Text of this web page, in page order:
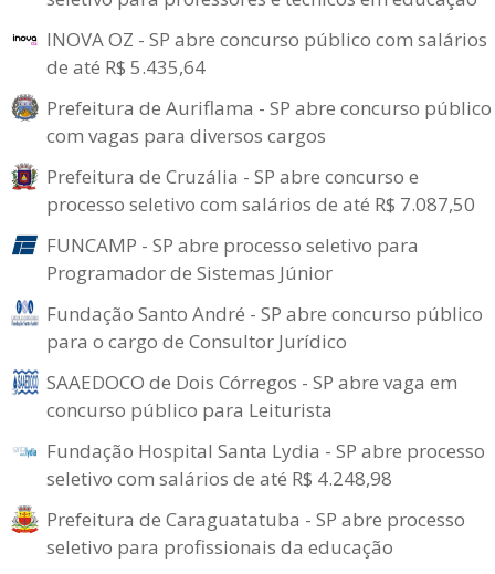
INOVA OZ - SP abre concurso público com salários
de até R$ 5.435,64
Prefeitura de Auriflama - SP abre concurso público
com vagas para diversos cargos
Prefeitura de Cruzália - SP abre concurso e
processo seletivo com salários de até R$ 7.087,50
FUNCAMP - SP abre processo seletivo para
Programador de Sistemas Júnior
Fundação Santo André - SP abre concurso público
para o cargo de Consultor Jurídico
SAAEDOCO de Dois Córregos - SP abre vaga em
concurso público para Leiturista
Fundação Hospital Santa Lydia - SP abre processo
seletivo com salários de até R$ 4.248,98
Prefeitura de Caraguatatuba - SP abre processo
seletivo para profissionais da educação